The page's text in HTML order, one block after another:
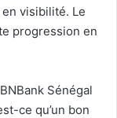
visibilité. Le
progression en
Sénégal
ce qu’un bon